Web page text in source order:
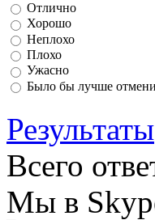
Отлично
Хорошо
Неплохо
Плохо
Ужасно
Было бы лучше
Результаты
Всего
Мы в